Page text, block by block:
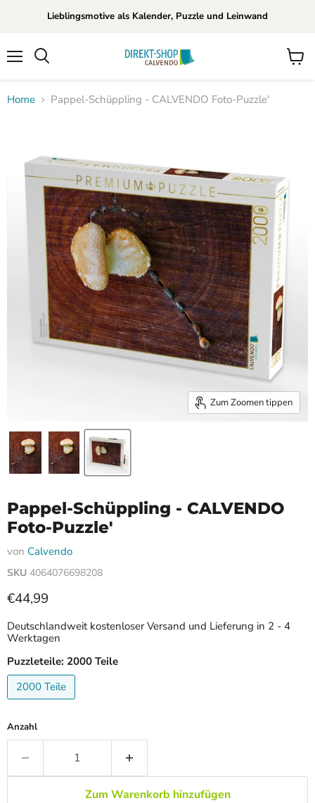
Lieblingsmotive als Kalender, Puzzle und Leinwand
Home Pappel-Schüppling - CALVENDO Foto-Puzzle'
Zum Zoomen tippen
Pappel-Schüppling - CALVENDO
Foto-Puzzle'
von Calvendo
SKU 4064076698208
Aktueller Preis
€44,99
Deutschlandweit kostenloser Versand und Lieferung in 2 - 4
Werktagen
Puzzleteile: 2000 Teile
2000 Teile
Anzahl
Zum Warenkorb hinzufügen